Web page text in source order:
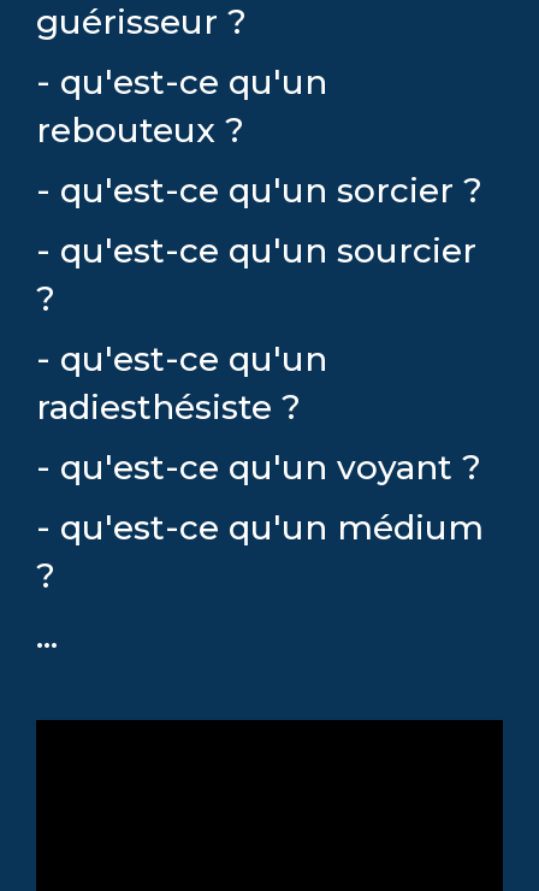
guérisseur ?
- qu'est-ce qu'un
rebouteux ?
- qu'est-ce qu'un sorcier ?
- qu'est-ce qu'un sourcier
?
- qu'est-ce qu'un
radiesthésiste ?
- qu'est-ce qu'un voyant ?
- qu'est-ce qu'un médium
?
...